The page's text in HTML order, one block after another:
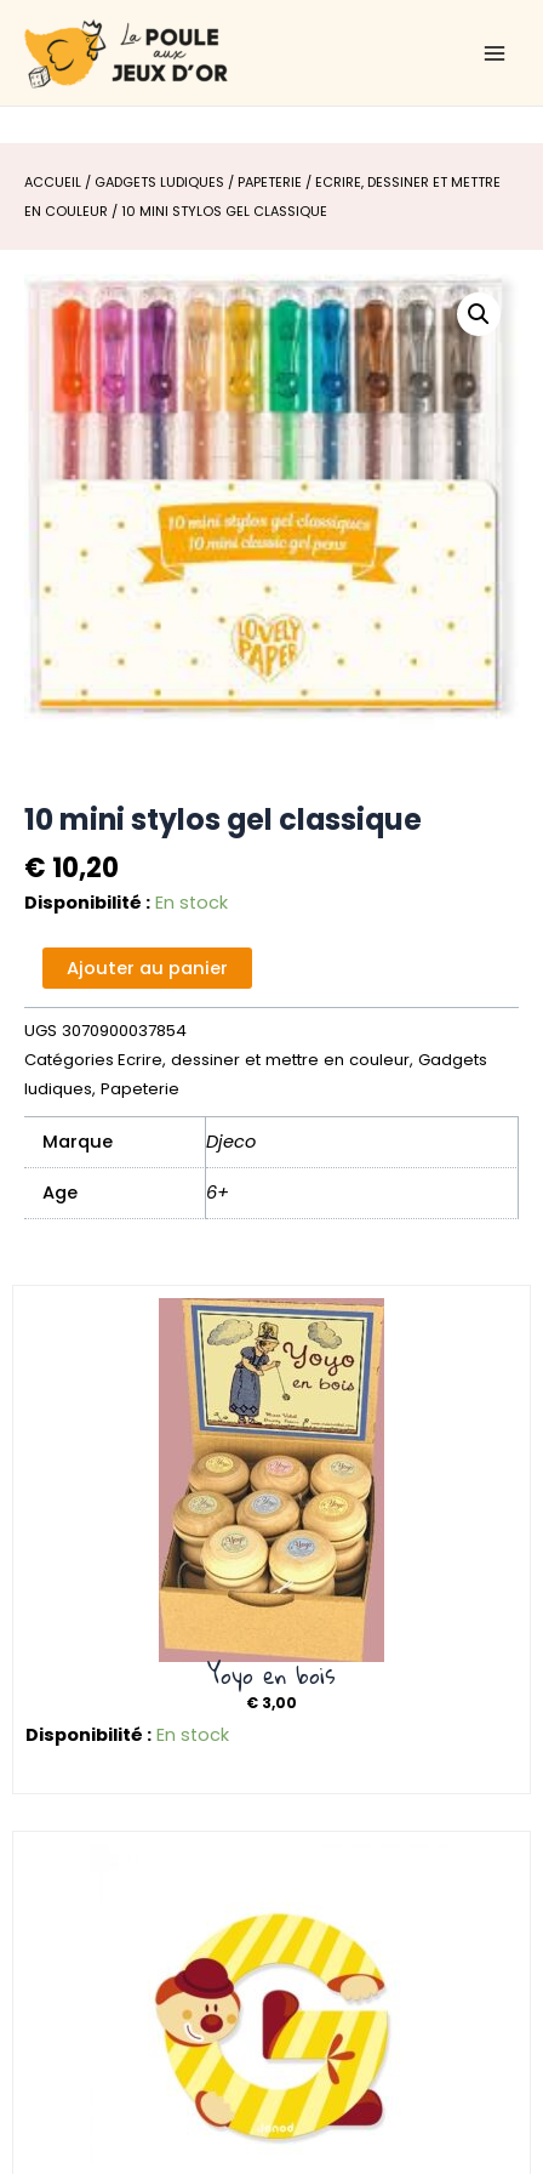
contenu
ACCUEIL / GADGETS LUDIQUES /PAPETERIE /ECRIRE, DESSINER ET METTRE
EN COULEUR / 10 MINI STYLOS GEL CLASSIQUE
10 mini stylos gel classique
€ 10,20
Disponibilité : En stock
quantité
mini
classique
Ajouter au panier
UGS 3070900037854
Catégories Ecrire, dessiner et mettre en couleur, Gadgets
ludiques, Papeterie
Marque Djeco
Age 6+
Yoyo en bois
€ 3,00
Disponibilité : En stock